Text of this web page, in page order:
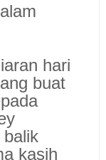
hari
buat
kasih